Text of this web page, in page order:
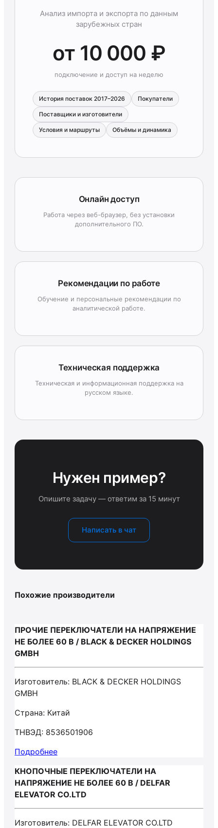
Анализ импорта и экспорта по данным
зарубежных стран
от 10 000 ₽
подключение и доступ на неделю
История поставок 2017–2026 Покупатели
Поставщики и изготовители
Условия и маршруты Объёмы и динамика
Онлайн доступ
Работа через веб-браузер, без установки
дополнительного ПО.
Рекомендации по работе
Обучение и персональные рекомендации по
аналитической работе.
Техническая поддержка
Техническая и информационная поддержка на
русском языке.
Нужен пример?
Опишите задачу — ответим за 15 минут
Написать в чат
Похожие производители
ПРОЧИЕ ПЕРЕКЛЮЧАТЕЛИ НА НАПРЯЖЕНИЕ
НЕ БОЛЕЕ 60 В / BLACK & DECKER HOLDINGS
GMBH
Изготовитель: BLACK & DECKER HOLDINGS
GMBH
Страна: Китай
ТНВЭД: 8536501906
Подробнее
КНОПОЧНЫЕ ПЕРЕКЛЮЧАТЕЛИ НА
НАПРЯЖЕНИЕ НЕ БОЛЕЕ 60 В / DELFAR
ELEVATOR CO.LTD
Изготовитель: DELFAR ELEVATOR CO.LTD